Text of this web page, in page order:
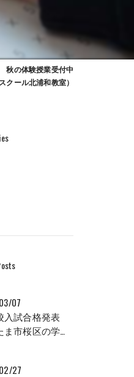
秋の体験授業受付中
クール北浦和教室）
07
入試合格発表
の学習塾、セルモ土合教室）
27